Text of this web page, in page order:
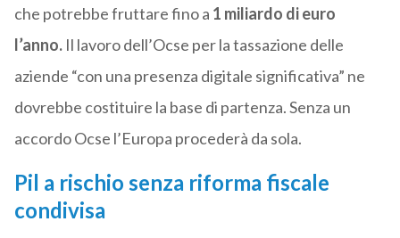
che potrebbe fruttare fino a 1 miliardo di euro
l’anno. Il lavoro dell’Ocse per la tassazione delle
aziende “con una presenza digitale significativa” ne
dovrebbe costituire la base di partenza. Senza un
accordo Ocse l’Europa procederà da sola.
Pil a rischio senza riforma fiscale
condivisa